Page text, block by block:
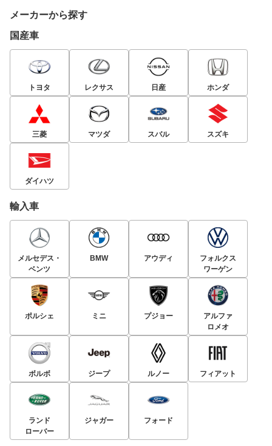
メーカーから探す
国産車
トヨタ レクサス 日産 ホンダ
三菱 マツダ スバル スズキ
ダイハツ
輸入車
メルセデス・
ベンツ
BMW アウディ
フォルクス
ワーゲン
ポルシェ ミニ プジョー
アルファ
ロメオ
ボルボ ジープ ルノー フィアット
ランド
ローバー
ジャガー フォード